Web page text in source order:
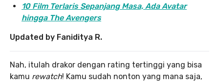
10 Film Terlaris Sepanjang Masa, Ada Avatar
hingga The Avengers
Updated by Faniditya R.
Nah, itulah drakor dengan rating tertinggi yang bisa
kamu rewatch! Kamu sudah nonton yang mana saja,